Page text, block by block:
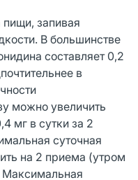
запивая
В большинстве
составляет 0,2
в
можно увеличить
мг в сутки за 2
суточная
на 2 приема (утром
Максимальная